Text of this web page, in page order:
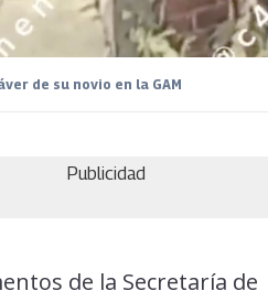
de su novio en la GAM
Publicidad
de la Secretaría de